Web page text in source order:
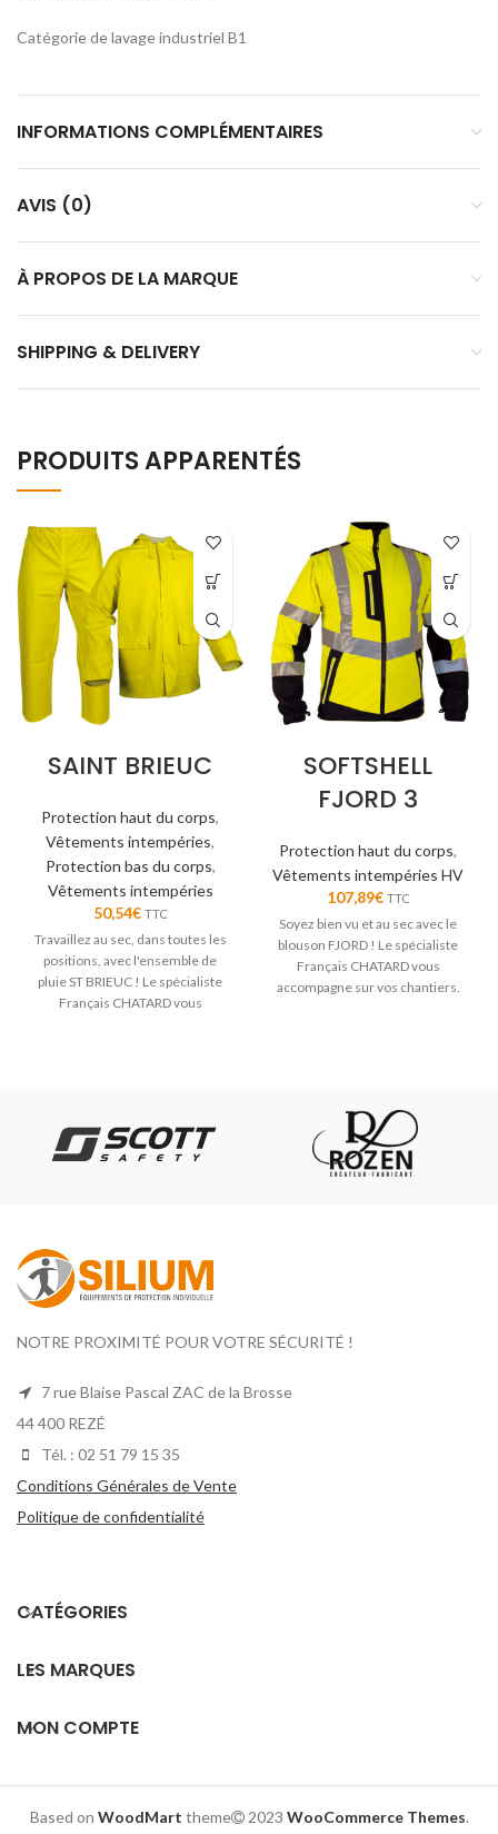
Catégorie de lavage industriel B1
INFORMATIONS COMPLÉMENTAIRES
AVIS (0)
À PROPOS DE LA MARQUE
SHIPPING & DELIVERY
PRODUITS APPARENTÉS
SAINT BRIEUC
Protection haut du corps,
Vêtements intempéries,
Protection bas du corps,
Vêtements intempéries
50,54€ TTC
Travaillez au sec, dans toutes les
positions, avec l'ensemble de
pluie ST BRIEUC ! Le spécialiste
Français CHATARD vous
SOFTSHELL
FJORD 3
Protection haut du corps,
Vêtements intempéries HV
107,89€ TTC
Soyez bien vu et au sec avec le
blouson FJORD ! Le spécialiste
Français CHATARD vous
accompagne sur vos chantiers.
NOTRE PROXIMITÉ POUR VOTRE SÉCURITÉ !
7 rue Blaise Pascal ZAC de la Brosse
44 400 REZÉ
Tél. : 02 51 79 15 35
Conditions Générales de Vente
Politique de confidentialité
CATÉGORIES
LES MARQUES
MON COMPTE
Based on WoodMart theme 2023 WooCommerce Themes.